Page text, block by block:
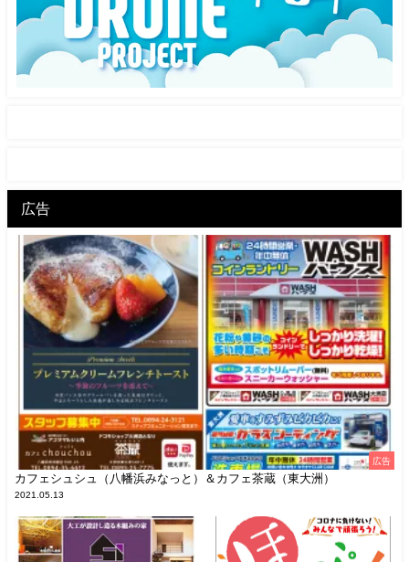
広告
広告
カフェシュシュ（八幡浜みなっと）＆カフェ茶蔵（東大洲）
2021.05.13